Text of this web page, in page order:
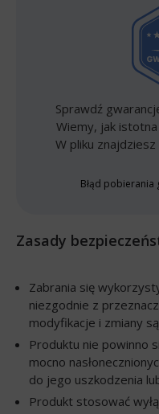
Sprawdź
Wiemy, jak
W pliku
Błąd
Zasady
Zabrania się
niezgodnie z
modyfikacje i zmiany
Produktu nie powinno
mocno
do jego uszkodzenia
Produkt stosować